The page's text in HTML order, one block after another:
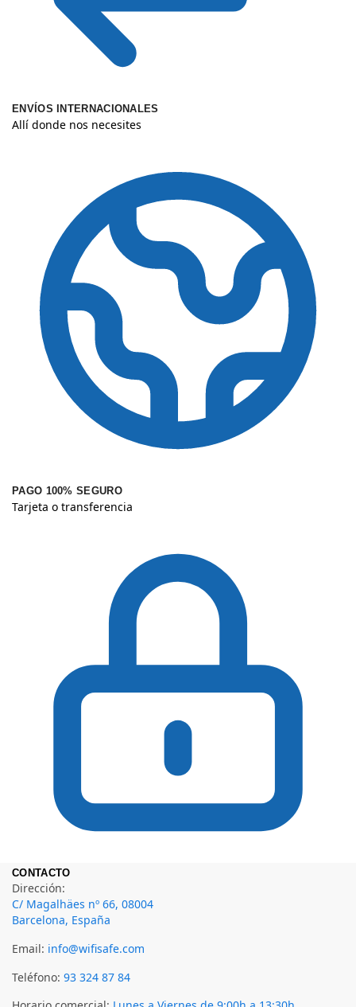
ENVÍOS INTERNACIONALES
Allí donde nos necesites
PAGO 100% SEGURO
Tarjeta o transferencia
CONTACTO
Dirección:
C/ Magalhäes nº 66, 08004
Barcelona, España
Email: info@wifisafe.com
Teléfono: 93 324 87 84